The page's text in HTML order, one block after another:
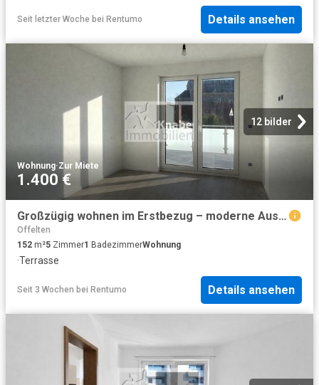
Seit letzter Woche bei Rentumo Details ansehen
12 bilder
Wohnung·Zur Miete
1.400 €
Großzügig wohnen im Erstbezug – moderne Ausstattung und traumhafte Dachterrasse
Offelten
152 m²5 Zimmer1 BadezimmerWohnung
·Terrasse
Seit 3 Wochen bei Rentumo Details ansehen